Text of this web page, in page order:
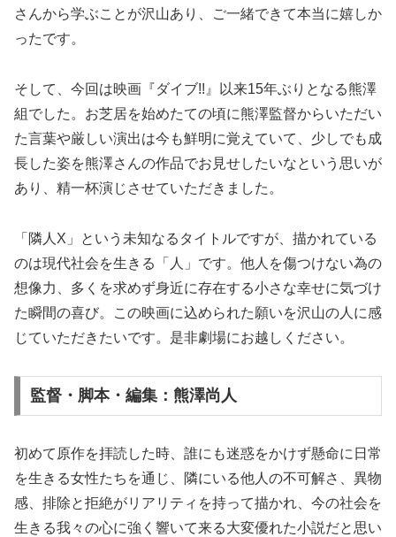
さんから学ぶことが沢山あり、ご一緒できて本当に嬉しか
ったです。
そして、今回は映画『ダイブ!!』以来15年ぶりとなる熊澤
組でした。お芝居を始めたての頃に熊澤監督からいただい
た言葉や厳しい演出は今も鮮明に覚えていて、少しでも成
長した姿を熊澤さんの作品でお見せしたいなという思いが
あり、精一杯演じさせていただきました。
「隣人X」という未知なるタイトルですが、描かれている
のは現代社会を生きる「人」です。他人を傷つけない為の
想像力、多くを求めず身近に存在する小さな幸せに気づけ
た瞬間の喜び。この映画に込められた願いを沢山の人に感
じていただきたいです。是非劇場にお越しください。
監督・脚本・編集：熊澤尚人
初めて原作を拝読した時、誰にも迷惑をかけず懸命に日常
を生きる女性たちを通じ、隣にいる他人の不可解さ、異物
感、排除と拒絶がリアリティを持って描かれ、今の社会を
生きる我々の心に強く響いて来る大変優れた小説だと思い